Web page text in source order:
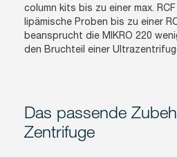
column kits bis zu einer max.
lipämische Proben bis zu einer
beansprucht die MIKRO 220
den Bruchteil einer
Das passende
Zentrifuge